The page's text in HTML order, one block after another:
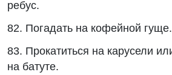
ребус.
82. Погадать на кофейной гуще.
83. Прокатиться на карусели
на батуте.